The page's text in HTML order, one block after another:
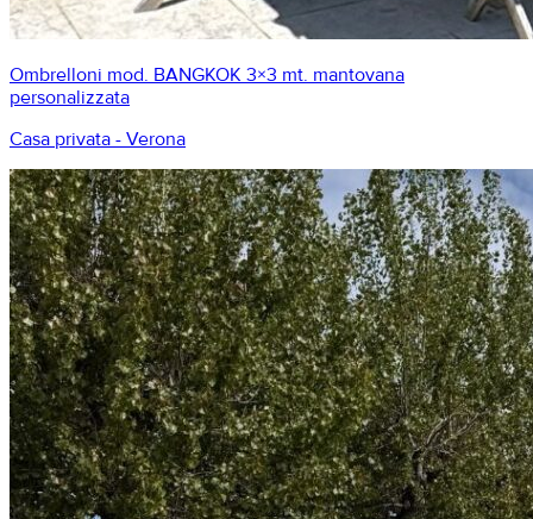
Ombrelloni mod. BANGKOK 3×3 mt. mantovana
personalizzata
Casa privata - Verona